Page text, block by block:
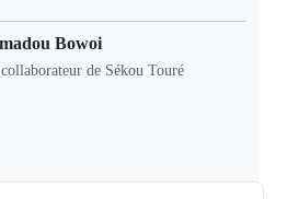
Bowoi
de Sékou Touré